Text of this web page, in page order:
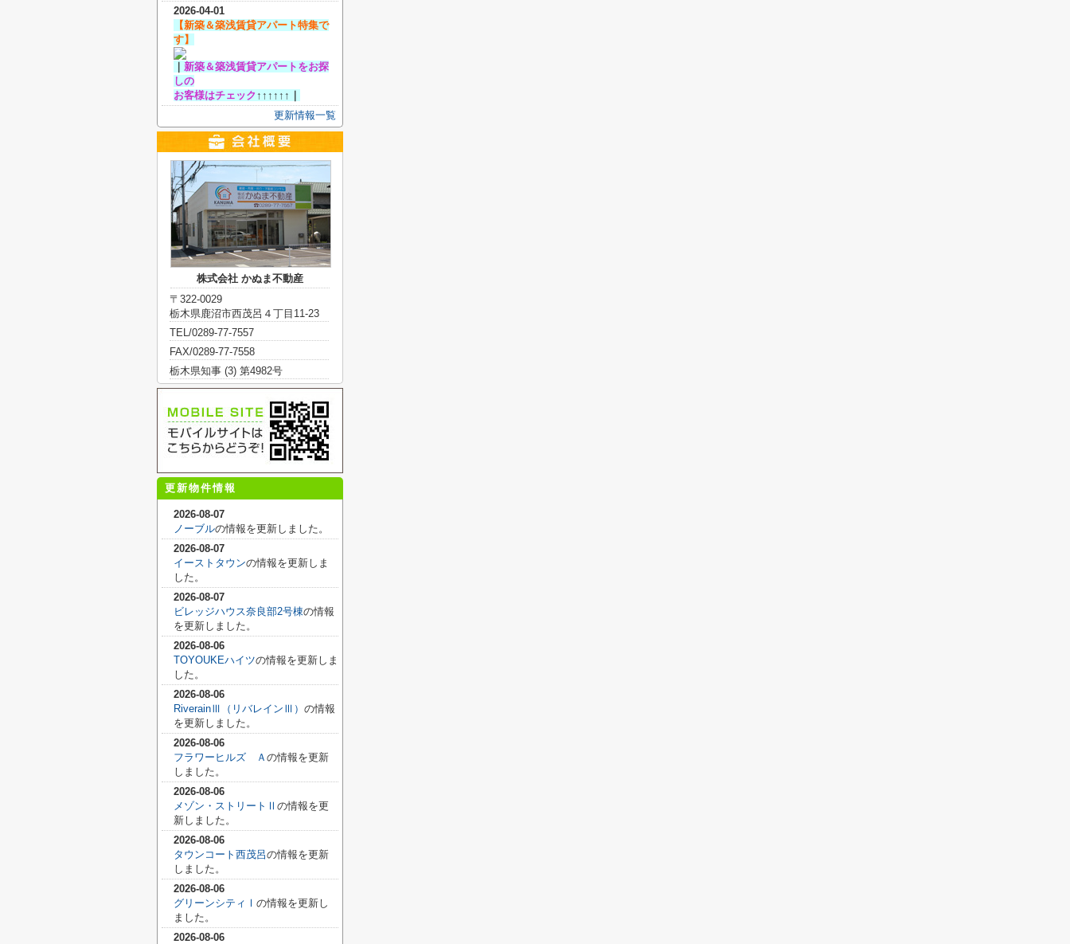
2026-04-01
【新築＆築浅賃貸アパート特集で
す】
新築＆築浅賃貸アパートをお探
しの
お客様はチェック↑↑↑↑↑↑｜
更新情報一覧
株式会社 かぬま不動産
〒322-0029
栃木県鹿沼市西茂呂４丁目11-23
TEL/0289-77-7557
FAX/0289-77-7558
栃木県知事 (3) 第4982号
更新物件情報
2026-08-07
ノーブルの情報を更新しました。
2026-08-07
イーストタウンの情報を更新しま
した。
2026-08-07
ビレッジハウス奈良部2号棟の情報
を更新しました。
2026-08-06
TOYOUKEハイツの情報を更新しま
した。
2026-08-06
RiverainⅢ（リバレインⅢ） の情報
を更新しました。
2026-08-06
フラワーヒルズ Ａ の情報を更新
しました。
2026-08-06
メゾン・ストリートⅡ の情報を更
新しました。
2026-08-06
タウンコート西茂呂の情報を更新
しました。
2026-08-06
グリーンシティⅠ の情報を更新し
ました。
2026-08-06